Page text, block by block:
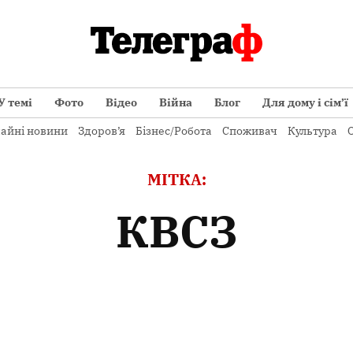
темі Фото Відео Війна Блог Для дому і сім’ї
новини Здоров’я Бізнес/Робота Споживач Культура
МІТКА:
КВСЗ